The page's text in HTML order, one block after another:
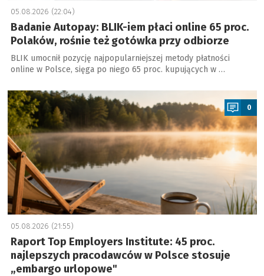
05.08.2026 (22:04)
Badanie Autopay: BLIK-iem płaci online 65 proc.
Polaków, rośnie też gotówka przy odbiorze
BLIK umocnił pozycję najpopularniejszej metody płatności
online w Polsce, sięga po niego 65 proc. kupujących w …
a
0
05.08.2026 (21:55)
Raport Top Employers Institute: 45 proc.
najlepszych pracodawców w Polsce stosuje
„embargo urlopowe"